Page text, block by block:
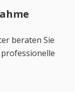
beraten Sie